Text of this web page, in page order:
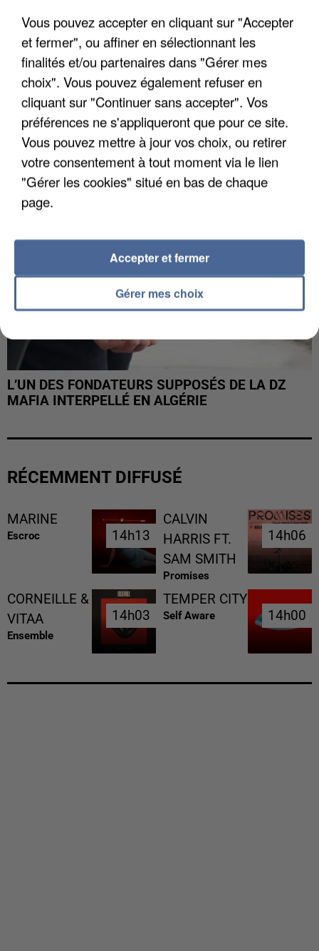
APRÈS TOUTES CES CANICULES, LES REFUGES
DE FAUNE SAUVAGE SONT...
L’UN DES FONDATEURS SUPPOSÉS DE LA DZ
MAFIA INTERPELLÉ EN ALGÉRIE
RÉCEMMENT DIFFUSÉ
MARINE
Escroc 14h13
14h13
CALVIN
HARRIS FT.
SAM SMITH
Promises
14h06
14h06
CORNEILLE &
VITAA
Ensemble
14h03
14h03
TEMPER CITY
Self Aware 14h00
14h00
Vous pouvez accepter en cliquant sur "Accepter
et fermer", ou affiner en sélectionnant les
finalités et/ou partenaires dans "Gérer mes
choix". Vous pouvez également refuser en
cliquant sur "Continuer sans accepter". Vos
préférences ne s'appliqueront que pour ce site.
Vous pouvez mettre à jour vos choix, ou retirer
votre consentement à tout moment via le lien
"Gérer les cookies" situé en bas de chaque
page.
Gérer mes choix
Accepter et fermer